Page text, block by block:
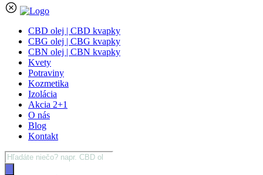
CBD olej | CBD kvapky
CBG olej | CBG kvapky
CBN olej | CBN kvapky
Kvety
Potraviny
Kozmetika
Izolácia
Akcia 2+1
O nás
Blog
Kontakt
Products
search